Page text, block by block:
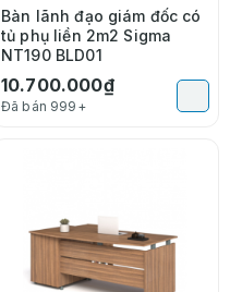
Bàn lãnh đạo giám đốc có
tủ phụ liền 2m2 Sigma
NT190 BLD01
10.700.000₫
Đã bán 999+